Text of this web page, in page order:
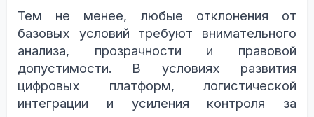
Тем не менее, любые отклонения от
базовых условий требуют внимательного
анализа, прозрачности и правовой
допустимости. В условиях развития
цифровых платформ, логистической
интеграции и усиления контроля за